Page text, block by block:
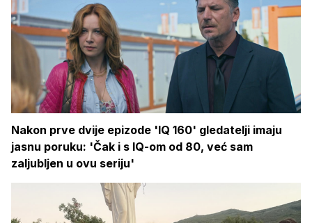
Nakon prve dvije epizode 'IQ 160' gledatelji imaju
jasnu poruku: 'Čak i s IQ-om od 80, već sam
zaljubljen u ovu seriju'